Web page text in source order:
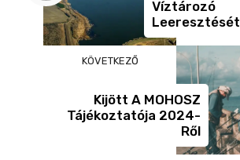
o
Víztározó
Leeresztését
KÖVETKEZŐ
Kijött A MOHOSZ
Tájékoztatója 2024-
Ről